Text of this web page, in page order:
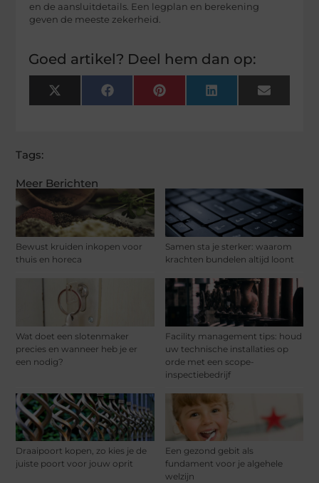
Meer Berichten
Bewust kruiden inkopen voor
thuis en horeca
Samen sta je sterker: waarom
krachten bundelen altijd loont
Wat doet een slotenmaker
precies en wanneer heb je er
een nodig?
Facility management tips: houd
uw technische installaties op
orde met een scope-
inspectiebedrijf
Draaipoort kopen, zo kies je de
juiste poort voor jouw oprit
Een gezond gebit als
fundament voor je algehele
welzijn
en de aansluitdetails. Een legplan en berekening
geven de meeste zekerheid.
Goed artikel? Deel hem dan op:
X
(Twitter)
FacebookPinterest LinkedIn Email
Tags: